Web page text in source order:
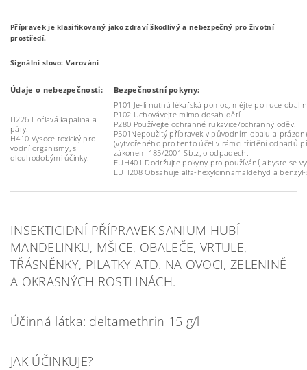
Přípravek je klasifikovaný jako zdraví škodlivý a nebezpečný pro životní
prostředí.
Signální slovo: Varování
Údaje o nebezpečnosti: Bezpečnostní pokyny:
H226 Hořlavá kapalina a
páry.
H410 Vysoce toxický pro
vodní organismy, s
dlouhodobými účinky.
P101 Je-li nutná lékařská pomoc, mějte po ruce obal
P102 Uchovávejte mimo dosah dětí.
P280 Používejte ochranné rukavice/ochranný oděv.
P501Nepoužitý přípravek v původním obalu a
(vytvořeného pro tento účel v rámci třídění odpadů
zákonem 185/2001 Sb.z, o odpadech.
EUH401 Dodržujte pokyny pro používání, abyste se
EUH208 Obsahuje alfa-hexylcinnamaldehyd a
INSEKTICIDNÍ PŘÍPRAVEK SANIUM HUBÍ
MANDELINKU, MŠICE, OBALEČE, VRTULE,
TŘÁSNĚNKY, PILATKY ATD. NA OVOCI, ZELENINĚ
A OKRASNÝCH ROSTLINÁCH.
Účinná látka: deltamethrin 15 g/l
JAK ÚČINKUJE?